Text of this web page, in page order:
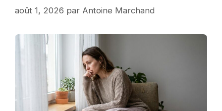
août 1, 2026 par Antoine Marchand